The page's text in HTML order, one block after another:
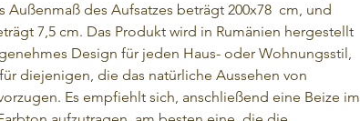
Außenmaß des Aufsatzes beträgt 200x78 cm, und
7,5 cm. Das Produkt wird in Rumänien hergestellt
Design für jeden Haus- oder Wohnungsstil,
diejenigen, die das natürliche Aussehen von
Es empfiehlt sich, anschließend eine Beize im